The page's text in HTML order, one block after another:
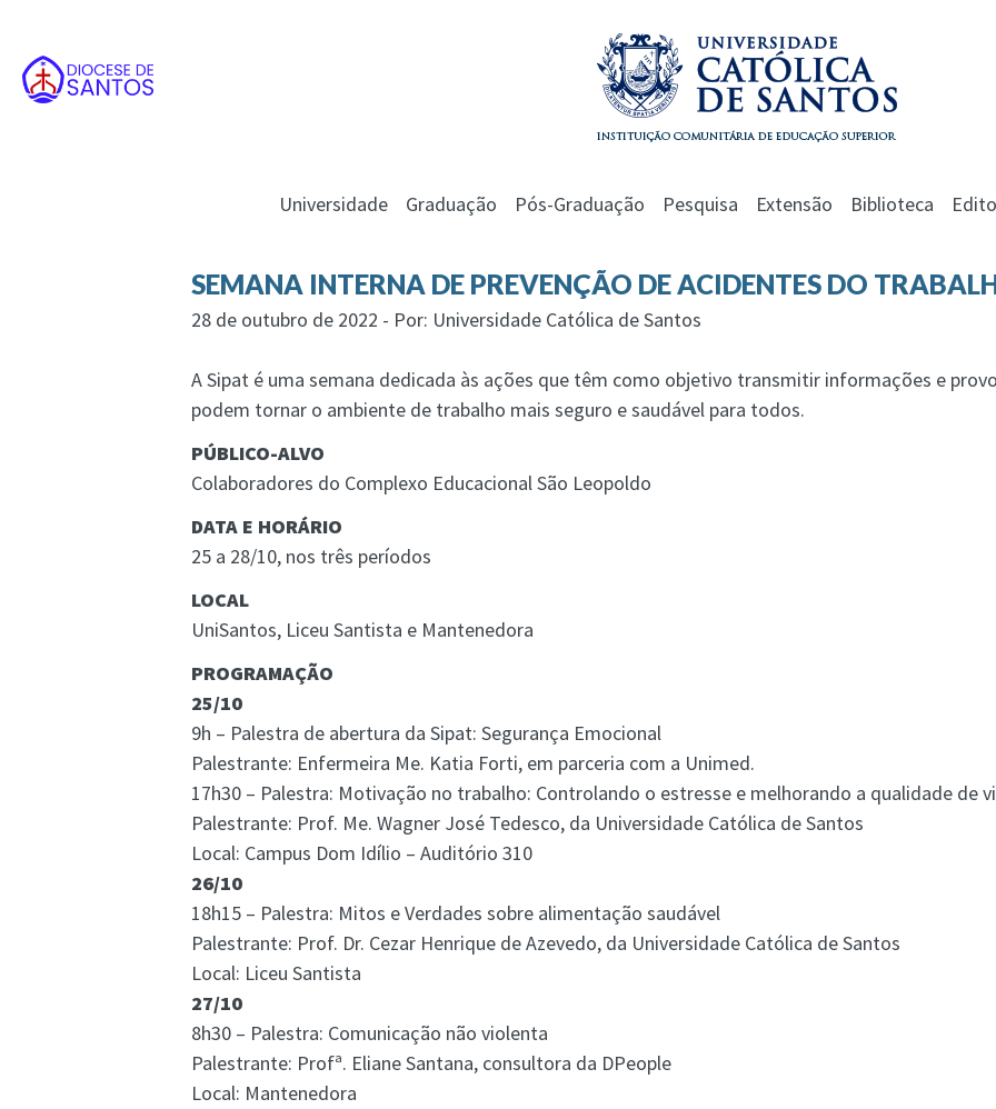
Universidade Graduação Pós-Graduação Pesquisa Extensão Biblioteca
SEMANA INTERNA DE PREVENÇÃO DE ACIDENTES DO
28 de outubro de 2022 - Por: Universidade Católica de Santos
A Sipat é uma semana dedicada às ações que têm como objetivo transmitir informações e
podem tornar o ambiente de trabalho mais seguro e saudável para todos.
PÚBLICO-ALVO
Colaboradores do Complexo Educacional São Leopoldo
DATA E HORÁRIO
25 a 28/10, nos três períodos
LOCAL
UniSantos, Liceu Santista e Mantenedora
PROGRAMAÇÃO
25/10
9h – Palestra de abertura da Sipat: Segurança Emocional
Palestrante: Enfermeira Me. Katia Forti, em parceria com a Unimed.
17h30 – Palestra: Motivação no trabalho: Controlando o estresse e melhorando a qualidade de
Palestrante: Prof. Me. Wagner José Tedesco, da Universidade Católica de Santos
Local: Campus Dom Idílio – Auditório 310
26/10
18h15 – Palestra: Mitos e Verdades sobre alimentação saudável
Palestrante: Prof. Dr. Cezar Henrique de Azevedo, da Universidade Católica de Santos
Local: Liceu Santista
27/10
8h30 – Palestra: Comunicação não violenta
Palestrante: Profª. Eliane Santana, consultora da DPeople
Local: Mantenedora